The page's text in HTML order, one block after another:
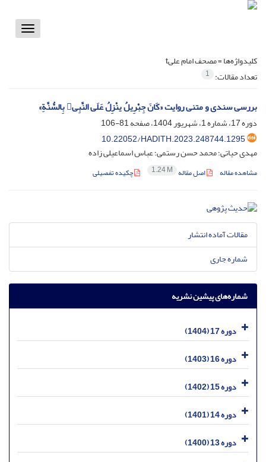
Toggle
کلیدواژه‌ها =مصحف امام علیt
تعداد مقالات: 1
بررسی سندی و متنی روایت «کَانَ جِبْرِیلُ ینْزِلُ عَلَى النَّبِی بِالسُّنَّةِ»
دوره 17، شماره 1، شهریور 1404، صفحه
81-106
10.22052/HADITH.2023.248744.1295
مهدی حیاتی؛ محمد حسن رستمی؛ عباس اسماعیلی زاده
مشاهده مقاله اصل مقاله 1.24 M چکیده تفصیلی
مقالات آماده انتشار
شماره جاری
شماره‌های پیشین نشریه
دوره 17 (1404)
دوره 16 (1403)
دوره 15 (1402)
دوره 14 (1401)
دوره 13 (1400)